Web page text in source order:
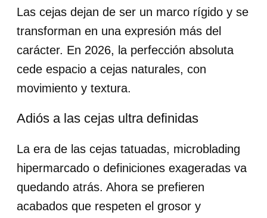
Las cejas dejan de ser un marco rígido y se
transforman en una expresión más del
carácter. En 2026, la perfección absoluta
cede espacio a cejas naturales, con
movimiento y textura.
Adiós a las cejas ultra definidas
La era de las cejas tatuadas, microblading
hipermarcado o definiciones exageradas va
quedando atrás. Ahora se prefieren
acabados que respeten el grosor y